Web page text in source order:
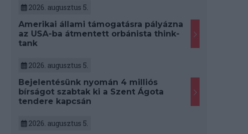
2026. augusztus 5.
Amerikai állami támogatásra pályázna
az USA-ba átmentett orbánista think-
tank
2026. augusztus 5.
Bejelentésünk nyomán 4 milliós
bírságot szabtak ki a Szent Ágota
tendere kapcsán
2026. augusztus 5.